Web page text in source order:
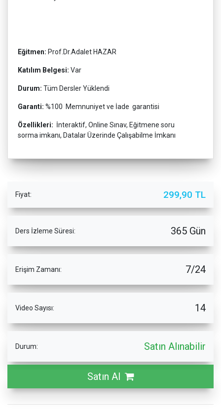
Eğitmen: Prof.Dr.Adalet HAZAR
Katılım Belgesi: Var
Durum: Tüm Dersler Yüklendi
Garanti: %100 Memnuniyet ve İade garantisi
Özellikleri: İnteraktif, Online Sınav, Eğitmene soru
sorma imkanı, Datalar Üzerinde Çalışabilme İmkanı
Fiyat: 299,90 TL
Ders İzleme Süresi: 365 Gün
Erişim Zamanı: 7/24
Video Sayısı: 14
Durum: Satın Alınabilir
Satın Al